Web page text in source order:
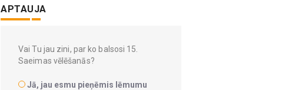
APTAUJA
Vai Tu jau zini, par ko balsosi 15.
Saeimas vēlēšanās?
Jā, jau esmu pieņēmis lēmumu